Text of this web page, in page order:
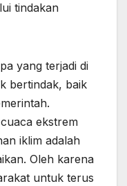
tindakan
yang terjadi di
bertindak, baik
ekstrem
iklim adalah
Oleh karena
untuk terus